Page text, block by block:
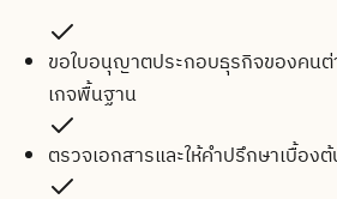
ขอใบอนุญาตประกอบธุรกิจของคนต่
เกจพื้นฐาน
ตรวจเอกสารและให้คำปรึกษาเบื้อง